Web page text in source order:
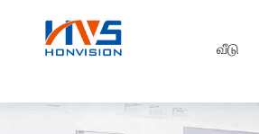
வீடு